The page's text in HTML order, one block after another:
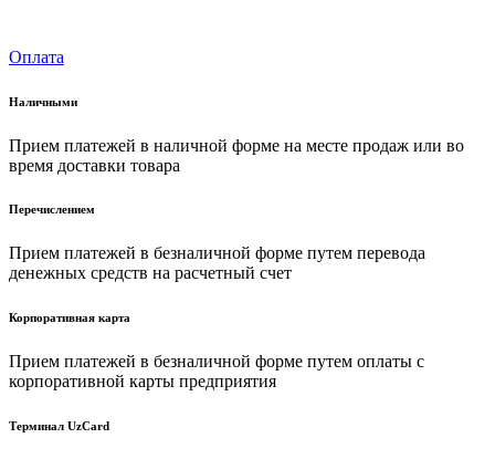
Оплата
Наличными
Прием платежей в наличной форме на месте продаж или во
время доставки товара
Перечислением
Прием платежей в безналичной форме путем перевода
денежных средств на расчетный счет
Корпоративная карта
Прием платежей в безналичной форме путем оплаты с
корпоративной карты предприятия
Терминал UzCard